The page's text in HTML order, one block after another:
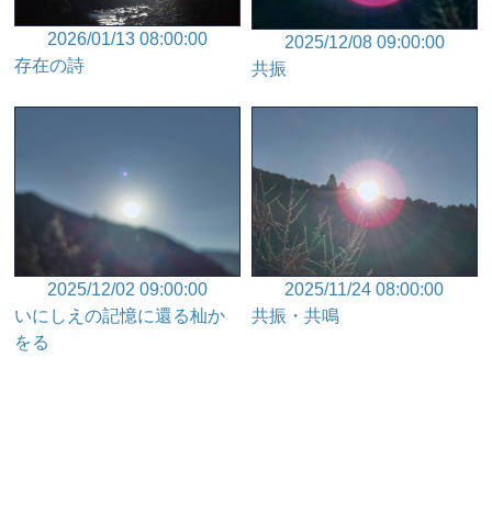
2026/01/13 08:00:00
存在の詩
2025/12/08 09:00:00
共振
2025/12/02 09:00:00
いにしえの記憶に還る杣か
をる
2025/11/24 08:00:00
共振・共鳴